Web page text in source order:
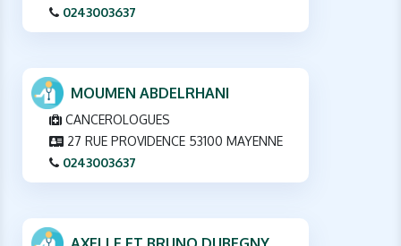
0243003637
MOUMEN ABDELRHANI
CANCEROLOGUES
27 RUE PROVIDENCE 53100 MAYENNE
0243003637